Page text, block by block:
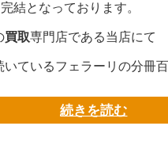
結となっております。
買取専門店である当店にて
いているフェラーリの分冊
ております。
続きを読む